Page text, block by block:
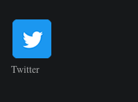
Twitter